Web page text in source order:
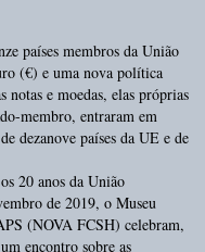
países membros da União
(€) e uma nova política
notas e moedas, elas próprias
membro, entraram em
dezanove países da UE e de
20 anos da União
de 2019, o Museu
(NOVA FCSH) celebram,
encontro sobre as